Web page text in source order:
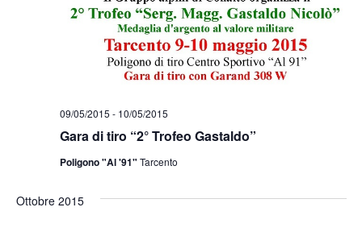
Gara di tiro “2° Trofeo Gastaldo”
09/05/2015 - 10/05/2015
Poligono "Al '91" Tarcento
Ottobre 2015